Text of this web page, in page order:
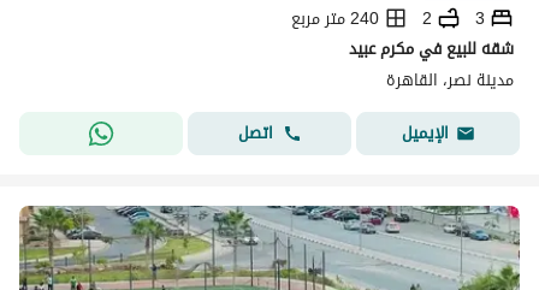
3
2
240 متر مربع
شقه للبيع في مكرم عبيد
مدينة نصر، القاهرة
الإيميل
اتصل